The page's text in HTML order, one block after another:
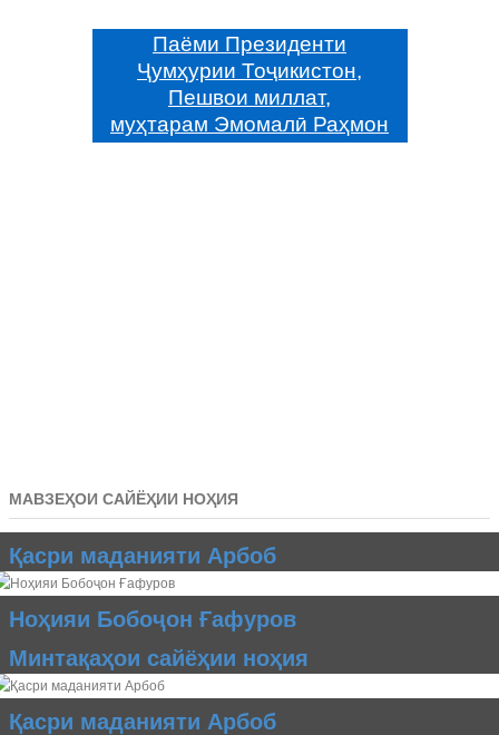
Паёми Президенти
Ҷумҳурии Тоҷикистон,
Пешвои миллат,
муҳтарам Эмомалӣ Раҳмон
МАВЗЕҲОИ САЙЁҲИИ НОҲИЯ
Қасри маданияти Арбоб
Ноҳияи Бобоҷон Ғафуров
Минтақаҳои сайёҳии ноҳия
Қасри маданияти Арбоб